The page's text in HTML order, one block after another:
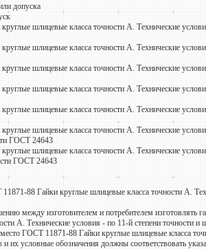
допуска
шлицевые класса точности А. Технические
шлицевые класса точности А. Технические
шлицевые класса точности А. Технические
шлицевые класса точности А. Технические
шлицевые класса точности А. Технические
шлицевые класса точности А. Технические
ГОСТ 24643
шлицевые класса точности А. Технические
ГОСТ 24643
88 Гайки круглые шлицевые класса точности А.
между изготовителем и потребителем
А. Технические условия - по 11-й степени точности
ГОСТ 11871-88 Гайки круглые шлицевые класса
их условные обозначения должны соответствовать